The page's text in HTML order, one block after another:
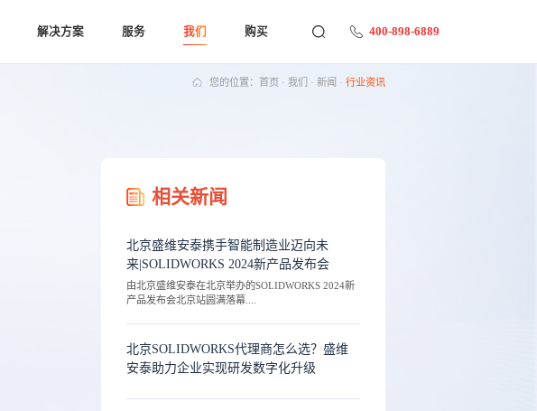
解决方案 服务 我们 购买 400-898-6889
您的位置： 首页 · 我们 · 新闻 · 行业资讯
相关新闻
北京盛维安泰携手智能制造业迈向未
来|SOLIDWORKS 2024新产品发布会
由北京盛维安泰在北京举办的SOLIDWORKS 2024新
产品发布会北京站圆满落幕....
北京SOLIDWORKS代理商怎么选？盛维
安泰助力企业实现研发数字化升级